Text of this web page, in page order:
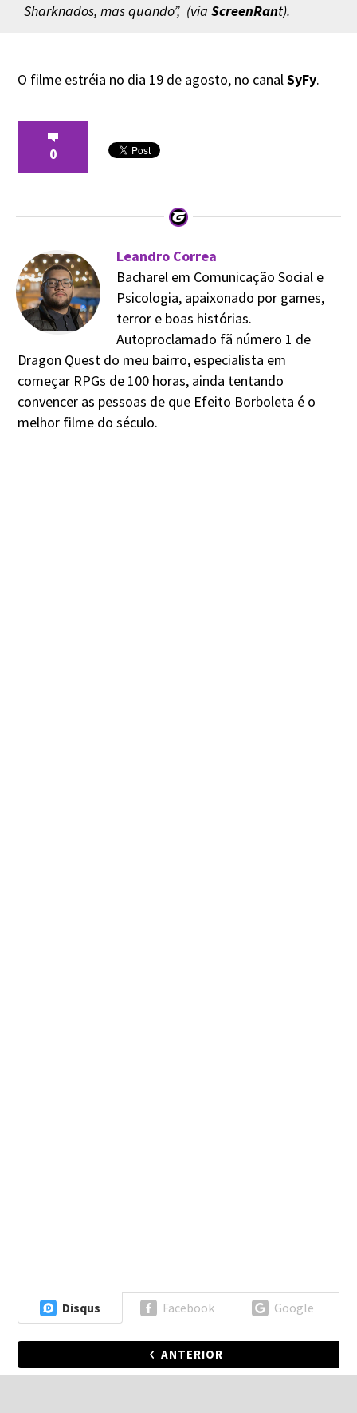
Sharknados, mas quando”, (via ScreenRant).
O filme estréia no dia 19 de agosto, no canalSyFy.
0
Leandro Correa
Bacharel em Comunicação Social e
Psicologia, apaixonado por games,
terror e boas histórias.
Autoproclamado fã número 1 de
Dragon Quest do meu bairro, especialista em
começar RPGs de 100 horas, ainda tentando
convencer as pessoas de que Efeito Borboleta é o
melhor filme do século.
Disqus Facebook Google
ANTERIOR